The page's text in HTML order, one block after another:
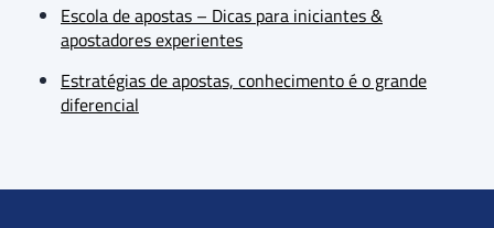
Escola de apostas – Dicas para iniciantes &
apostadores experientes
Estratégias de apostas, conhecimento é o grande
diferencial